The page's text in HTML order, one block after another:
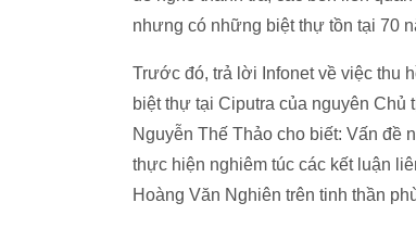
nhưng có những biệt thự tồn tại 70
Trước đó, trả lời Infonet về việc thu
biệt thự tại Ciputra của nguyên
Nguyễn Thế Thảo cho biết: Vấn đề
thực hiện nghiêm túc các kết luận
Hoàng Văn Nghiên trên tinh thần